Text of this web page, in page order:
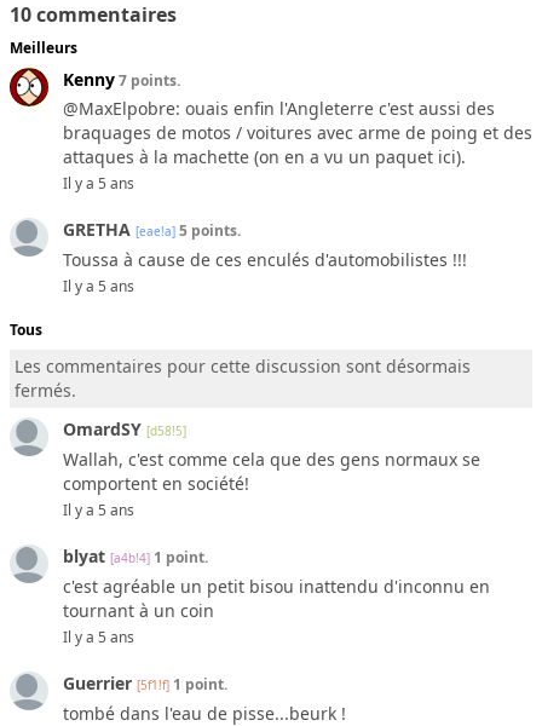
10 commentaires
Meilleurs
Kenny7 points.
@MaxElpobre: ouais enfin l'Angleterre c'est aussi des
braquages de motos / voitures avec arme de poing et des
attaques à la machette (on en a vu un paquet ici).
Il y a 5 ans
GRETHA [eae!a] 5 points.
Toussa à cause de ces enculés d'automobilistes !!!
Il y a 5 ans
Tous
Les commentaires pour cette discussion sont désormais
fermés.
OmardSY [d58!5]
Wallah, c'est comme cela que des gens normaux se
comportent en société!
Il y a 5 ans
blyat [a4b!4] 1 point.
c'est agréable un petit bisou inattendu d'inconnu en
tournant à un coin
Il y a 5 ans
Guerrier [5f1!f] 1 point.
tombé dans l'eau de pisse...beurk !